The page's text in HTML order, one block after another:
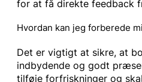
for at få direkte feedback
Hvordan kan jeg forberede
Det er vigtigt at sikre, at
indbydende og godt
tilføje forfriskninger og